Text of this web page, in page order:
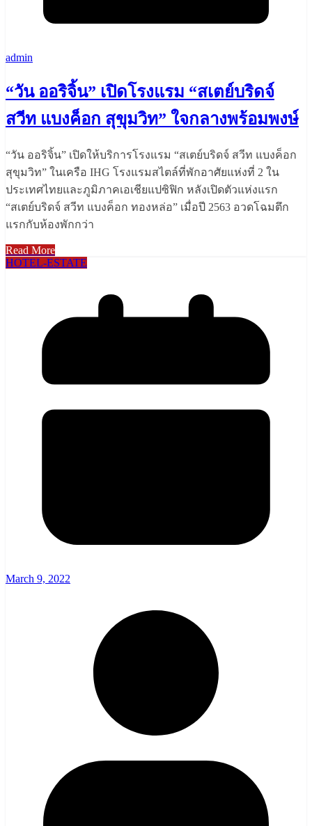
admin
“วัน ออริจิ้น” เปิดโรงแรม “สเตย์บริดจ์
สวีท แบงค็อก สุขุมวิท” ใจกลางพร้อมพงษ์
“วัน ออริจิ้น” เปิดให้บริการโรงแรม “สเตย์บริดจ์ สวีท แบงค็อก
สุขุมวิท” ในเครือ IHG โรงแรมสไตล์ที่พักอาศัยแห่งที่ 2 ใน
ประเทศไทยและภูมิภาคเอเชียแปซิฟิก หลังเปิดตัวแห่งแรก
“สเตย์บริดจ์ สวีท แบงค็อก ทองหล่อ” เมื่อปี 2563 อวดโฉมตึก
แรกกับห้องพักกว่า
Read More
HOTEL-ESTATE
March 9, 2022